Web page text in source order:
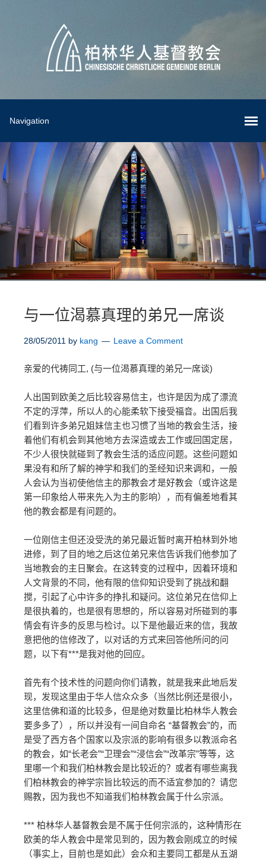
与一位渴慕真理的弟兄一席谈
28/05/2011 by kang Leave a Comment
亲爱的代祷同工, (与一位渴慕真理的弟兄一席谈)
人出国到欧美之后比较容易信主，也许是因为成了漂流
不定的浮萍，所以人的心能柔软下接受福音。出国后我
们看到许多弟兄姐妹信主也习惯了当地的教会生活，接
着他们有机会到其他地方去深造或去工作或回国定居，
不少人很快就碰到了教会生活的适应问题。这些问题如
果没有和所了解的神学和我们的圣经知识来调和，一般
人会认为当初使他信主的那教会才是好教会（或许这是
第一印象给人带来先入为主的影响），而有偏差地看其
他的教会都是有问题的。
一位刚信主但还没受洗的弟兄最近暂时离开柏林到外地
进修，到了目的地之后这位弟兄来信告诉我们他参加了
当地教会的主日聚会。在这转变的过程中，因着环境和
人文背景的不同，他有限的信仰知识受到了挑战和翻
搅，引起了心中许多的挣扎和疑问。这位弟兄在信仰上
是很执着的，也是很有思想的，所以容易对所碰到的事
情会有许多的反思与检讨。以下是他最近来的信，我故
意把他的信修改了，以对话的方式来回答他所问的问
题，以下有***是我对他的回应。
首先有个技术性的问题向你们请教，就是我来此地后发
现，发现这里由于华人信众众多（当然比例还是很小，
这里信佛和道的比较多，但是绝对数量比柏林华人教会
要多多了），所以并没有一间自命名 “基督教会”的，而
是受了西方各个国家以及宗派的影响有很多以教派命名
的教会，如“长老会”“卫理会”“浸信会”“改革宗”等等，这
里哪一个和我们柏林教会是比较近的？或者有哪些离我
们柏林教会的神学宗旨比较远的而不适宜参加的？请您
赐教，因为我也不知道我们柏林教会属于什么宗派。
*** 柏林华人基督教会是不属于任何宗派的，这种情形在
欧美的华人教会中是常见到的，因为教会刚成立的时候
（事实上，目前也是如此）会众和主要同工都是从五湖